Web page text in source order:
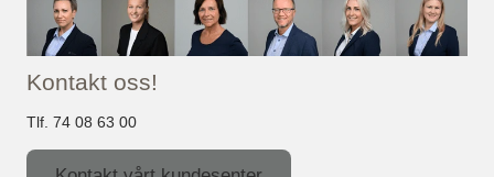
Kontakt oss!
Tlf. 74 08 63 00